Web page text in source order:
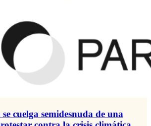
cuelga semidesnuda de una